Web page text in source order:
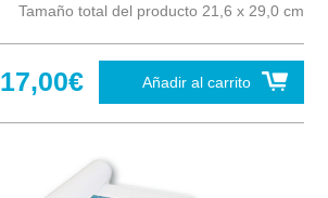
Tamaño total del producto 21,6 x 29,0 cm
Añadir al carrito
17,00€